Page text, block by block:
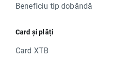
Beneficiu tip dobândă
Card și plăți
Card XTB